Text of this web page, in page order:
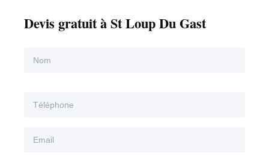
Devis gratuit à St Loup Du Gast